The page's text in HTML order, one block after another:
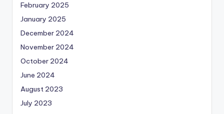
February 2025
January 2025
December 2024
November 2024
October 2024
June 2024
August 2023
July 2023